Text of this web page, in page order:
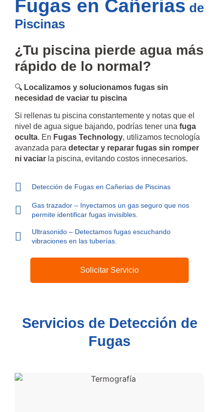
Fugas en Cañerias de
Piscinas
¿Tu piscina pierde agua más
rápido de lo normal?
🔍 Localizamos y solucionamos fugas sin
necesidad de vaciar tu piscina
Si rellenas tu piscina constantemente y notas que el
nivel de agua sigue bajando, podrías tener una fuga
oculta. En Fugas Technology, utilizamos tecnología
avanzada para detectar y reparar fugas sin romper
ni vaciar la piscina, evitando costos innecesarios.
Detección de Fugas en Cañerias de Piscinas
Gas trazador – Inyectamos un gas seguro que nos
permite identificar fugas invisibles.
Ultrasonido – Detectamos fugas escuchando
vibraciones en las tuberías.
Solicitar Servicio
Servicios de Detección de
Fugas